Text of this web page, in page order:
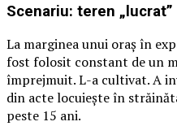
Scenariu: teren
La marginea unui oraș în
fost folosit constant de un
împrejmuit. L-a cultivat. A
din acte locuiește în
peste 15 ani.